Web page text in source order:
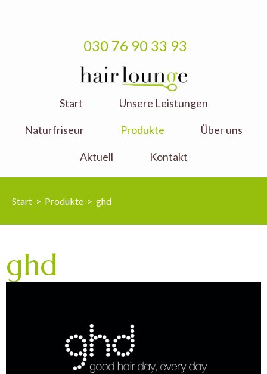
030 76 90 33 93
hair lounge
Friseursalon
Start Unsere Leistungen
Naturfriseur Produkte Über uns
Aktuell Kontakt
Start > Produkte > ghd
ghd